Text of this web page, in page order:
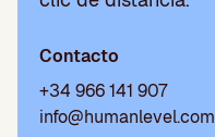
Contacto
+34 966 141 907
info@humanlevel.com